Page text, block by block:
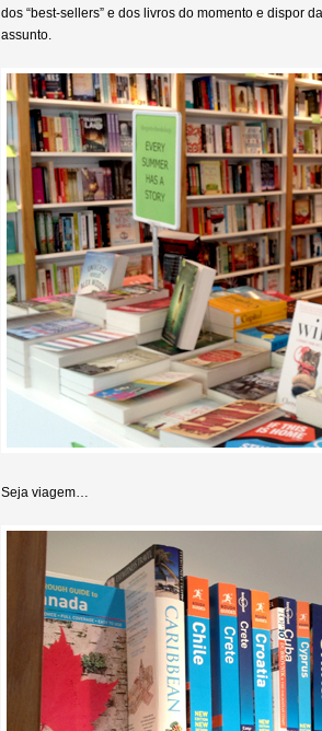
dos “best-sellers” e dos livros do momento e dispor
assunto.
Seja viagem…